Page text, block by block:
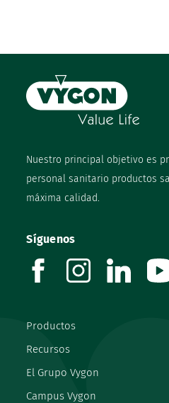
Nuestro principal objetivo es
personal sanitario productos
máxima calidad.
Productos
Recursos
El Grupo Vygon
Campus Vygon
Síguenos
facebookinstagram